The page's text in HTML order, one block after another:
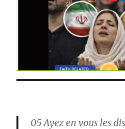
05 Ayez en vous les